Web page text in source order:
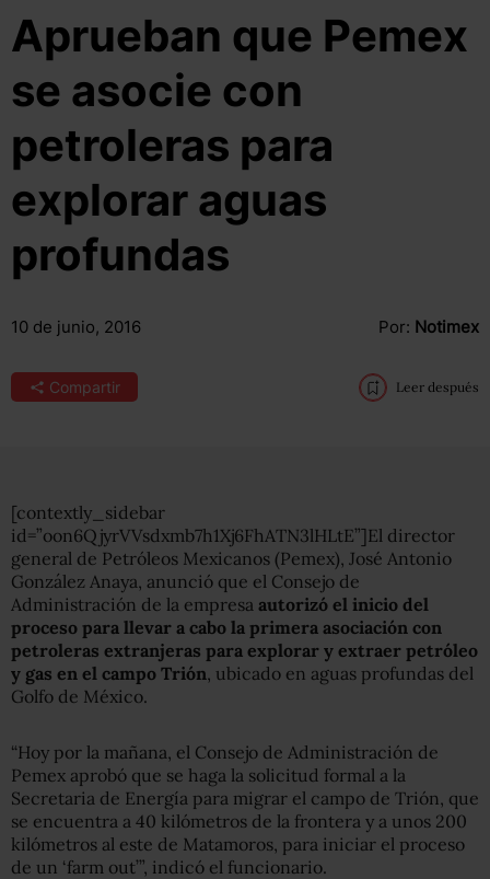
Aprueban que Pemex
se asocie con
petroleras para
explorar aguas
profundas
10 de junio, 2016 Por: Notimex
Compartir Leer después
[contextly_sidebar
id=”oon6QjyrVVsdxmb7h1Xj6FhATN3lHLtE”]El director
general de Petróleos Mexicanos (Pemex), José Antonio
González Anaya, anunció que el Consejo de
Administración de la empresa autorizó el inicio del
proceso para llevar a cabo la primera asociación con
petroleras extranjeras para explorar y extraer petróleo
y gas en el campo Trión, ubicado en aguas profundas del
Golfo de México.
“Hoy por la mañana, el Consejo de Administración de
Pemex aprobó que se haga la solicitud formal a la
Secretaria de Energía para migrar el campo de Trión, que
se encuentra a 40 kilómetros de la frontera y a unos 200
kilómetros al este de Matamoros, para iniciar el proceso
de un ‘farm out’”, indicó el funcionario.